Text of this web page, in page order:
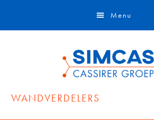
Menu
WANDVERDELERS